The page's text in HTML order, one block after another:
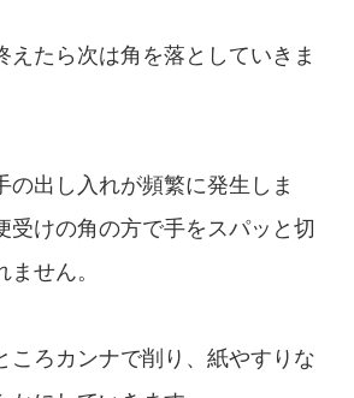
えたら次は角を落としていきま
の出し入れが頻繁に発生しま
受けの角の方で手をスパッと切
せん。
ころカンナで削り、紙やすりな